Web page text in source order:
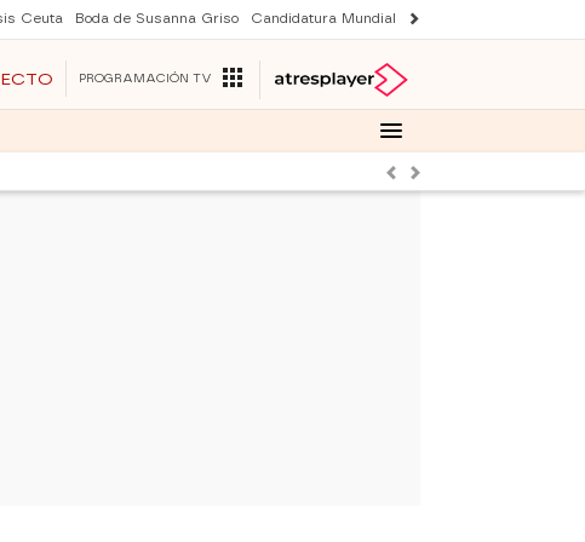
Ceuta Boda de Susanna Griso Candidatura Mundial 2030
PROGRAMACIÓN TV
AnteriorSiguiente